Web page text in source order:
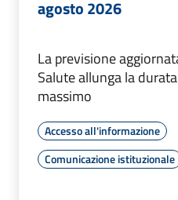
agosto 2026
La previsione
Salute allunga la
massimo
Accesso all'informazione
Comunicazione istituzionale